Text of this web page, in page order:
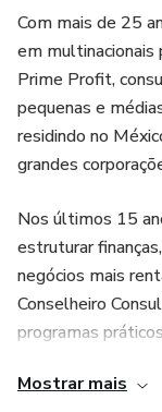
4. Divulgação
5. Prospecção e
6. Negociação e
8. Ferramentas e
9. Métricas e
Com mais de 25
em multinacionais
Prime Profit,
pequenas e
residindo no
grandes
Nos últimos 15
estruturar
negócios mais
Conselheiro
programas
Minha missão é
Mostrar mais